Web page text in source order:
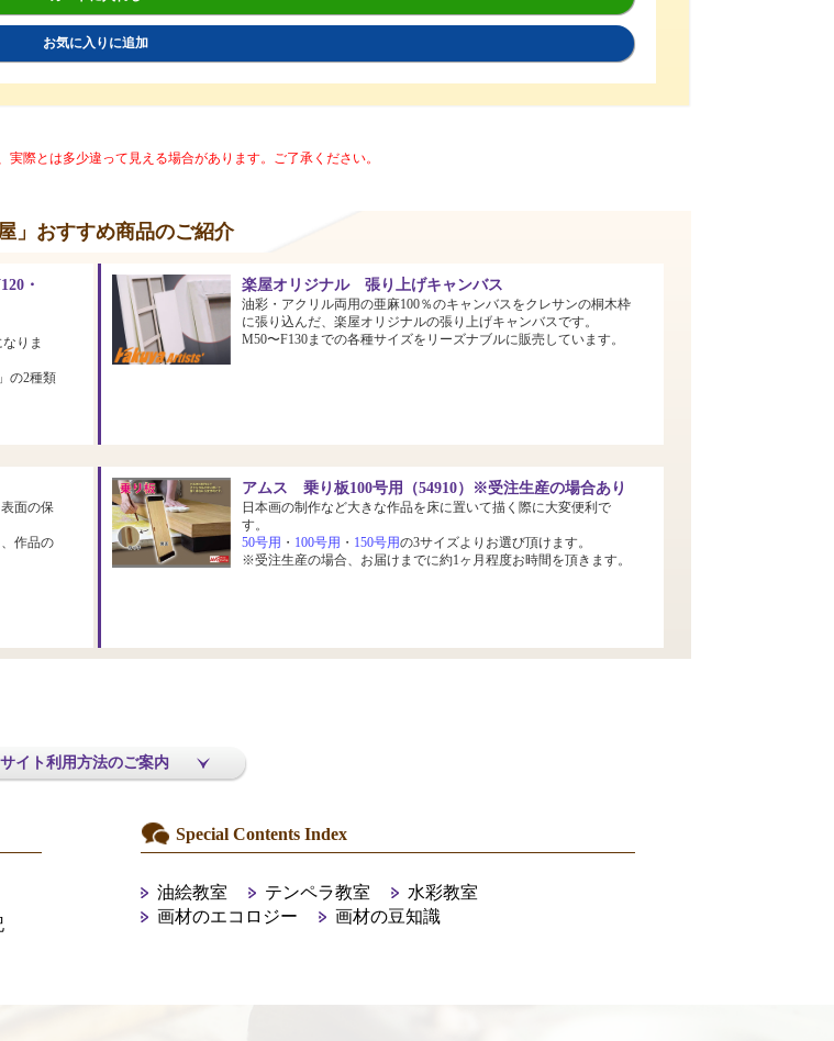
お気に入りに追加
実際とは多少違って見える場合があります。ご了承ください。
屋」おすすめ商品のご紹介
・
りま
の2種類
楽屋オリジナル 張り上げキャンバス
油彩・アクリル両用の亜麻100％のキャンバスをクレサンの桐木枠
に張り込んだ、楽屋オリジナルの張り上げキャンバスです。
M50〜F130までの各種サイズをリーズナブルに販売しています。
面の保
作品の
アムス 乗り板100号用（54910）※受注生産の場合あり
日本画の制作など大きな作品を床に置いて描く際に大変便利で
す。
50号用 ・ 100号用 ・ 150号用の3サイズよりお選び頂けます。
※受注生産の場合、お届けまでに約1ヶ月程度お時間を頂きます。
サイト利用方法のご案内
Special Contents Index
油絵教室 テンペラ教室
水彩教室
画材のエコロジー
画材の豆知識